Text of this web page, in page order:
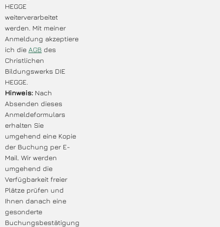
HEGGE
weiterverarbeitet
werden. Mit meiner
Anmeldung akzeptiere
ich die AGB des
Christlichen
Bildungswerks DIE
HEGGE.
Hinweis: Nach
Absenden dieses
Anmeldeformulars
erhalten Sie
umgehend eine Kopie
der Buchung per E-
Mail. Wir werden
umgehend die
Verfügbarkeit freier
Plätze prüfen und
Ihnen danach eine
gesonderte
Buchungsbestätigung